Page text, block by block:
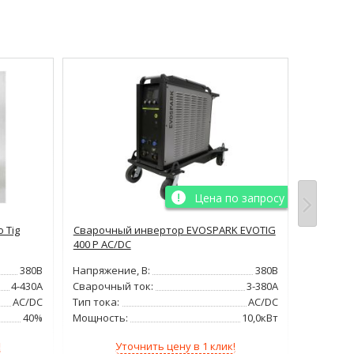
Tig
380В
4-430А
AC/DC
40%
Цена по запросу
Сварочный инвертор EVOSPARK EVOTIG
400 P AC/DC
Напряжение, В:
380В
Сварочный ток:
3-380А
Тип тока:
AC/DC
Мощность:
10,0кВт
Уточнить цену в 1 клик!